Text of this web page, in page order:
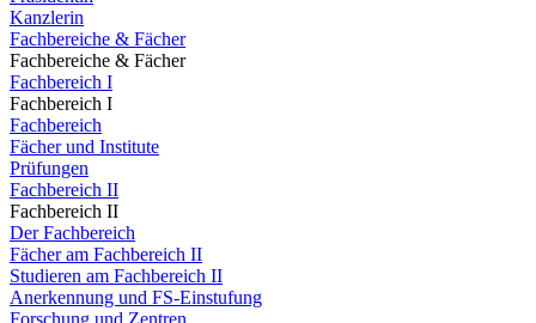
Kanzlerin
Fachbereiche & Fächer
Fachbereiche & Fächer
Fachbereich I
Fachbereich I
Fachbereich
Fächer und Institute
Prüfungen
Fachbereich II
Fachbereich II
Der Fachbereich
Fächer am Fachbereich II
Studieren am Fachbereich II
Anerkennung und FS-Einstufung
Forschung und Zentren